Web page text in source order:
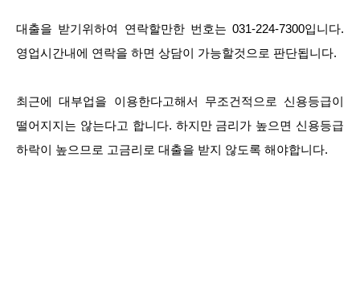
대출을 받기위하여 연락할만한 번호는 031-224-7300입니다.
영업시간내에 연락을 하면 상담이 가능할것으로 판단됩니다.
최근에 대부업을 이용한다고해서 무조건적으로 신용등급이
떨어지지는 않는다고 합니다. 하지만 금리가 높으면 신용등급
하락이 높으므로 고금리로 대출을 받지 않도록 해야합니다.